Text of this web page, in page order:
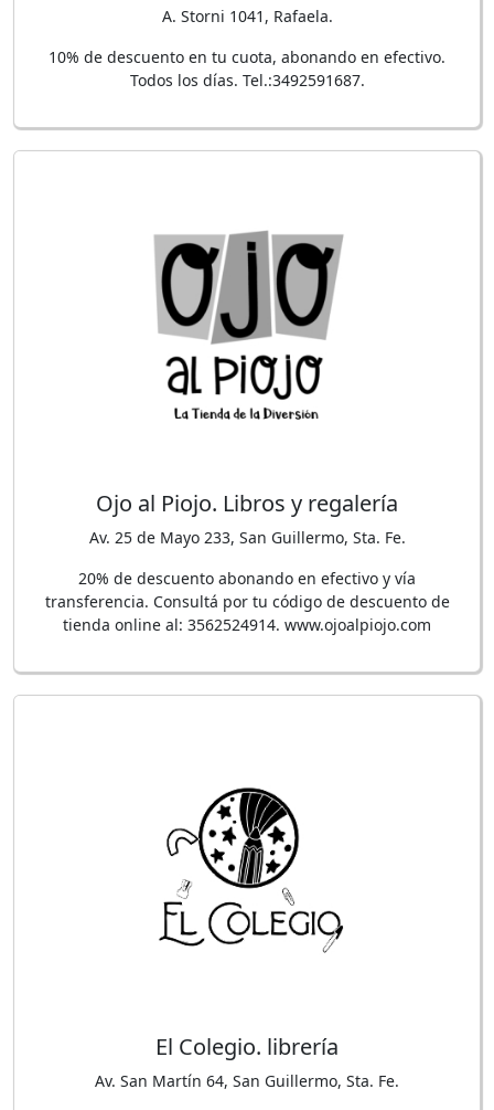
A. Storni 1041, Rafaela.
10% de descuento en tu cuota, abonando en efectivo.
Todos los días. Tel.:3492591687.
Ojo al Piojo. Libros y regalería
Av. 25 de Mayo 233, San Guillermo, Sta. Fe.
20% de descuento abonando en efectivo y vía
transferencia. Consultá por tu código de descuento de
tienda online al: 3562524914. www.ojoalpiojo.com
El Colegio. librería
Av. San Martín 64, San Guillermo, Sta. Fe.